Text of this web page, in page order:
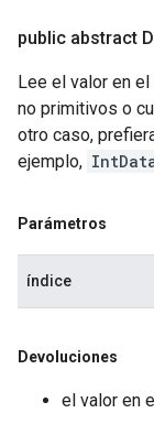
public abstract
Lee el valor en
no primitivos o
otro caso,
ejemplo,
Parámetros
índice
Devoluciones
el valor en